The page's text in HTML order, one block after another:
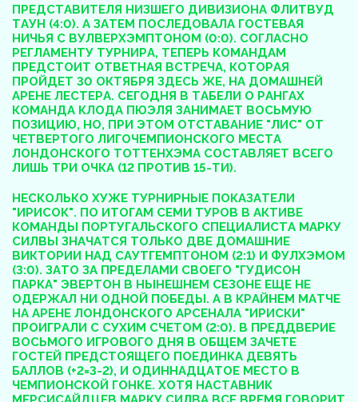
ПРЕДСТАВИТЕЛЯ НИЗШЕГО ДИВИЗИОНА ФЛИТВУД
ТАУН (4:0). А ЗАТЕМ ПОСЛЕДОВАЛА ГОСТЕВАЯ
НИЧЬЯ С ВУЛВЕРХЭМПТОНОМ (0:0). СОГЛАСНО
РЕГЛАМЕНТУ ТУРНИРА, ТЕПЕРЬ КОМАНДАМ
ПРЕДСТОИТ ОТВЕТНАЯ ВСТРЕЧА, КОТОРАЯ
ПРОЙДЕТ 30 ОКТЯБРЯ ЗДЕСЬ ЖЕ, НА ДОМАШНЕЙ
АРЕНЕ ЛЕСТЕРА. СЕГОДНЯ В ТАБЕЛИ О РАНГАХ
КОМАНДА КЛОДА ПЮЭЛЯ ЗАНИМАЕТ ВОСЬМУЮ
ПОЗИЦИЮ, НО, ПРИ ЭТОМ ОТСТАВАНИЕ "ЛИС" ОТ
ЧЕТВЕРТОГО ЛИГОЧЕМПИОНСКОГО МЕСТА
ЛОНДОНСКОГО ТОТТЕНХЭМА СОСТАВЛЯЕТ ВСЕГО
ЛИШЬ ТРИ ОЧКА (12 ПРОТИВ 15-ТИ).
НЕСКОЛЬКО ХУЖЕ ТУРНИРНЫЕ ПОКАЗАТЕЛИ
"ИРИСОК". ПО ИТОГАМ СЕМИ ТУРОВ В АКТИВЕ
КОМАНДЫ ПОРТУГАЛЬСКОГО СПЕЦИАЛИСТА МАРКУ
СИЛВЫ ЗНАЧАТСЯ ТОЛЬКО ДВЕ ДОМАШНИЕ
ВИКТОРИИ НАД САУТГЕМПТОНОМ (2:1) И ФУЛХЭМОМ
(3:0). ЗАТО ЗА ПРЕДЕЛАМИ СВОЕГО "ГУДИСОН
ПАРКА" ЭВЕРТОН В НЫНЕШНЕМ СЕЗОНЕ ЕЩЕ НЕ
ОДЕРЖАЛ НИ ОДНОЙ ПОБЕДЫ. А В КРАЙНЕМ МАТЧЕ
НА АРЕНЕ ЛОНДОНСКОГО АРСЕНАЛА "ИРИСКИ"
ПРОИГРАЛИ С СУХИМ СЧЕТОМ (2:0). В ПРЕДДВЕРИЕ
ВОСЬМОГО ИГРОВОГО ДНЯ В ОБЩЕМ ЗАЧЕТЕ
ГОСТЕЙ ПРЕДСТОЯЩЕГО ПОЕДИНКА ДЕВЯТЬ
БАЛЛОВ (+2=3-2), И ОДИННАДЦАТОЕ МЕСТО В
ЧЕМПИОНСКОЙ ГОНКЕ. ХОТЯ НАСТАВНИК